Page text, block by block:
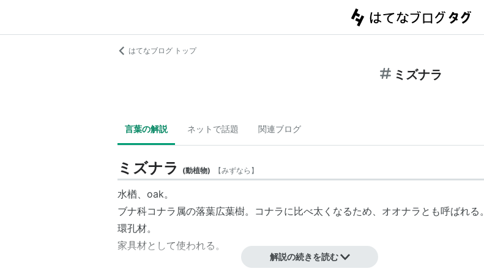
はてなブログ トップ
ミズナラ
言葉の解説 ネットで話題 関連ブログ
ミズナラ (動植物) 【みずなら 】
水楢、oak。
ブナ科コナラ属の落葉広葉樹。コナラに比べ太くなるため、オオナラとも呼ばれる。
環孔材。
家具材として使われる。
解説の続きを読む